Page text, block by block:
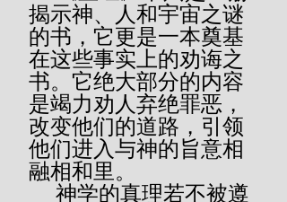
揭示神、人和宇宙之谜
的书，它更是一本奠基
在这些事实上的劝诲之
书。它绝大部分的内容
是竭力劝人弃绝罪恶，
改变他们的道路，引领
他们进入与神的旨意相
融相和里。